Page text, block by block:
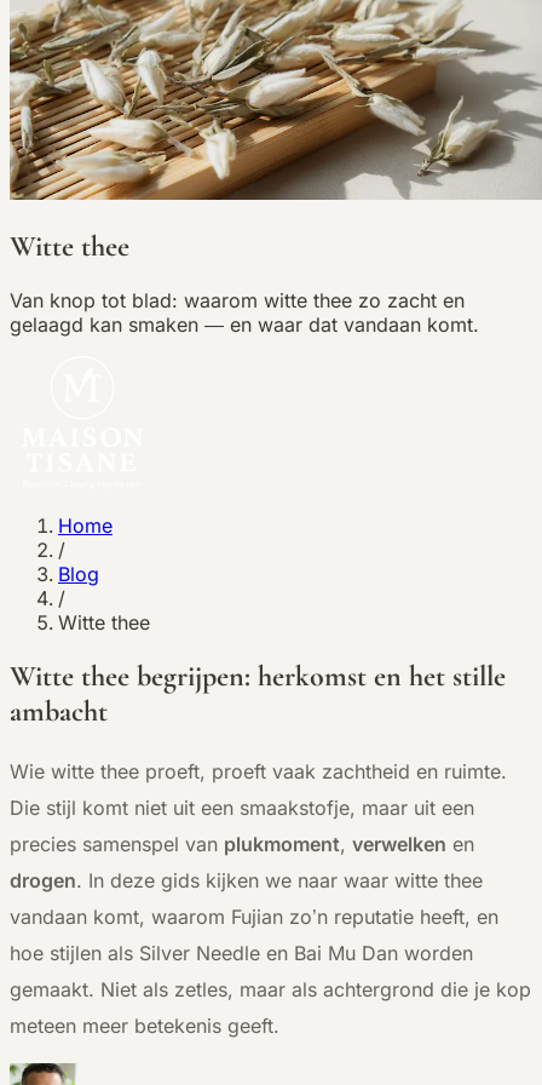
Witte thee
Van knop tot blad: waarom witte thee zo zacht en
gelaagd kan smaken — en waar dat vandaan komt.
Home
/
Blog
/
Witte thee
Witte thee begrijpen: herkomst en het stille
ambacht
Wie witte thee proeft, proeft vaak zachtheid en ruimte.
Die stijl komt niet uit een smaakstofje, maar uit een
precies samenspel van plukmoment, verwelken en
drogen. In deze gids kijken we naar waar witte thee
vandaan komt, waarom Fujian zo’n reputatie heeft, en
hoe stijlen als Silver Needle en Bai Mu Dan worden
gemaakt. Niet als zetles, maar als achtergrond die je kop
meteen meer betekenis geeft.